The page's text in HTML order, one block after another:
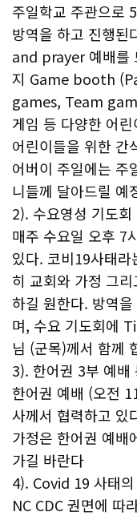
주일학교 주관으로
방역을 하고 진행
and prayer 예배를
지 Game booth
games, Team
게임 등 다양한 어
어린이들을 위한 간
어버이 주일에는 주
니들께 달아드릴 예
2). 수요영성 기도회
매주 수요일 오후 7
있다. 코비19사태
히 교회와 가정 그
하길 원한다. 방역
며, 수요 기도회에
님 (군목)께서 함께
3). 한어권 3부 예배
한어권 예배 (오전
사께서 협력하고 있
가정은 한어권 예배
가길 바란다
4). Covid 19 사태
NC CDC 권면에 따